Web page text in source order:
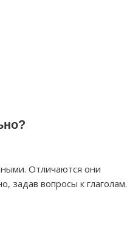
Отличаются они
задав вопросы к глаголам.